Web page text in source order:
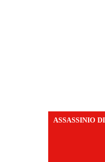
ASSASSINIO